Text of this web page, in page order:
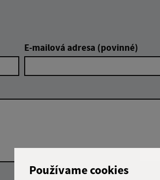
Používame cookies
E-mailová adresa (povinné)